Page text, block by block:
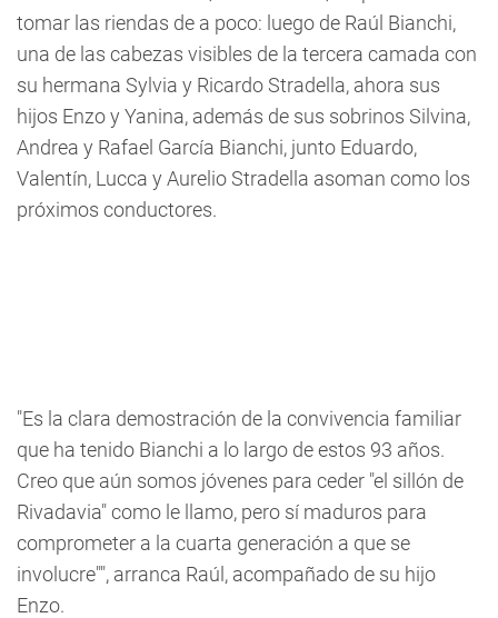
tomar las riendas de a poco: luego de Raúl Bianchi,
una de las cabezas visibles de la tercera camada con
su hermana Sylvia y Ricardo Stradella, ahora sus
hijos Enzo y Yanina, además de sus sobrinos Silvina,
Andrea y Rafael García Bianchi, junto Eduardo,
Valentín, Lucca y Aurelio Stradella asoman como los
próximos conductores.
"Es la clara demostración de la convivencia familiar
que ha tenido Bianchi a lo largo de estos 93 años.
Creo que aún somos jóvenes para ceder "el sillón de
Rivadavia" como le llamo, pero sí maduros para
comprometer a la cuarta generación a que se
involucre"", arranca Raúl, acompañado de su hijo
Enzo.